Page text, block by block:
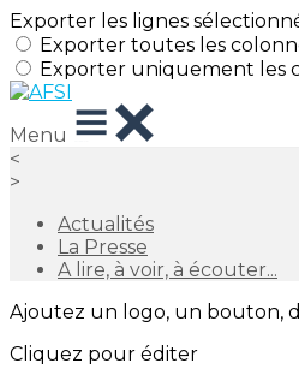
Exporter les lignes
Exporter toutes les
Exporter uniquement les
Menu
<
>
Actualités
La Presse
A lire, à voir, à écouter...
Ajoutez un logo, un bouton,
Cliquez pour éditer